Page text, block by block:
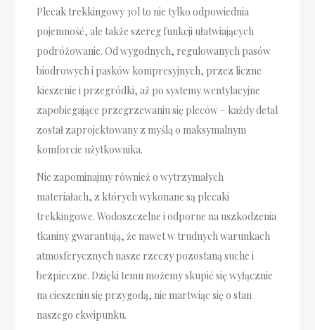
Plecak trekkingowy 30l to nie tylko odpowiednia
pojemność, ale także szereg funkcji ułatwiających
podróżowanie. Od wygodnych, regulowanych pasów
biodrowych i pasków kompresyjnych, przez liczne
kieszenie i przegródki, aż po systemy wentylacyjne
zapobiegające przegrzewaniu się pleców – każdy detal
został zaprojektowany z myślą o maksymalnym
komforcie użytkownika.
Nie zapominajmy również o wytrzymałych
materiałach, z których wykonane są plecaki
trekkingowe. Wodoszczelne i odporne na uszkodzenia
tkaniny gwarantują, że nawet w trudnych warunkach
atmosferycznych nasze rzeczy pozostaną suche i
bezpieczne. Dzięki temu możemy skupić się wyłącznie
na cieszeniu się przygodą, nie martwiąc się o stan
naszego ekwipunku.